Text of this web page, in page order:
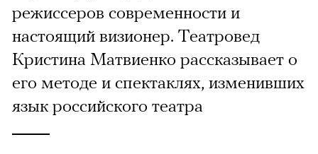
режиссеров современности и
настоящий визионер. Театровед
Кристина Матвиенко рассказывает о
его методе и спектаклях, изменивших
язык российского театра